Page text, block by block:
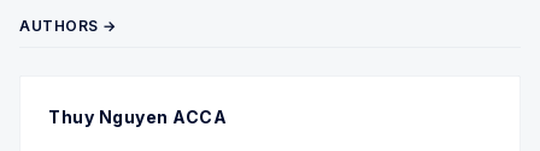
AUTHORS →
Thuy Nguyen ACCA